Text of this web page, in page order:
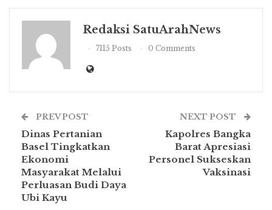
Redaksi SatuArahNews
7115 Posts 0 Comments
PREV POST
Dinas Pertanian
Basel Tingkatkan
Ekonomi
Masyarakat Melalui
Perluasan Budi Daya
Ubi Kayu
NEXT POST
Kapolres Bangka
Barat Apresiasi
Personel Sukseskan
Vaksinasi